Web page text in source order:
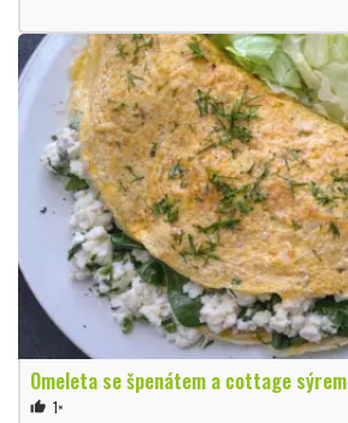
Omeleta se špenátem a cottage sýrem
thumb_up 1×